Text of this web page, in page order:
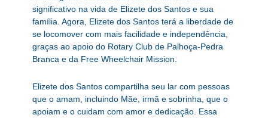
significativo na vida de Elizete dos Santos e sua
família. Agora, Elizete dos Santos terá a liberdade de
se locomover com mais facilidade e independência,
graças ao apoio do Rotary Club de Palhoça-Pedra
Branca e da Free Wheelchair Mission.
Elizete dos Santos compartilha seu lar com pessoas
que o amam, incluindo Mãe, irmã e sobrinha, que o
apoiam e o cuidam com amor e dedicação. Essa